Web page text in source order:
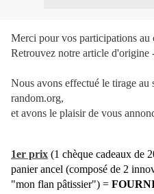
Merci pour vos participations au
Retrouvez notre article d'origine
Nous avons effectué le tirage
random.org,
et avons le plaisir de vous
1er prix (1 chèque cadeaux de
panier ancel (composé de 2
"mon flan pâtissier") =